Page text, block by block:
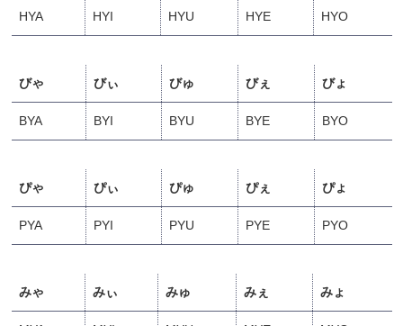
HYA HYI HYU HYE HYO
びゃ びぃ びゅ びぇ びょ
BYA BYI BYU BYE BYO
ぴゃ ぴぃ ぴゅ ぴぇ ぴょ
PYA PYI PYU PYE PYO
みゃ みぃ みゅ みぇ みょ